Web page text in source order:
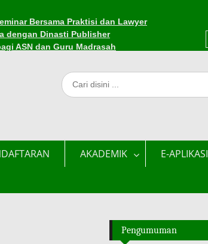
Bersama Praktisi dan Lawyer
dengan Dinasti Publisher
ASN dan Guru Madrasah
AKADEMIK
E-APLIKASI
Pengumuman